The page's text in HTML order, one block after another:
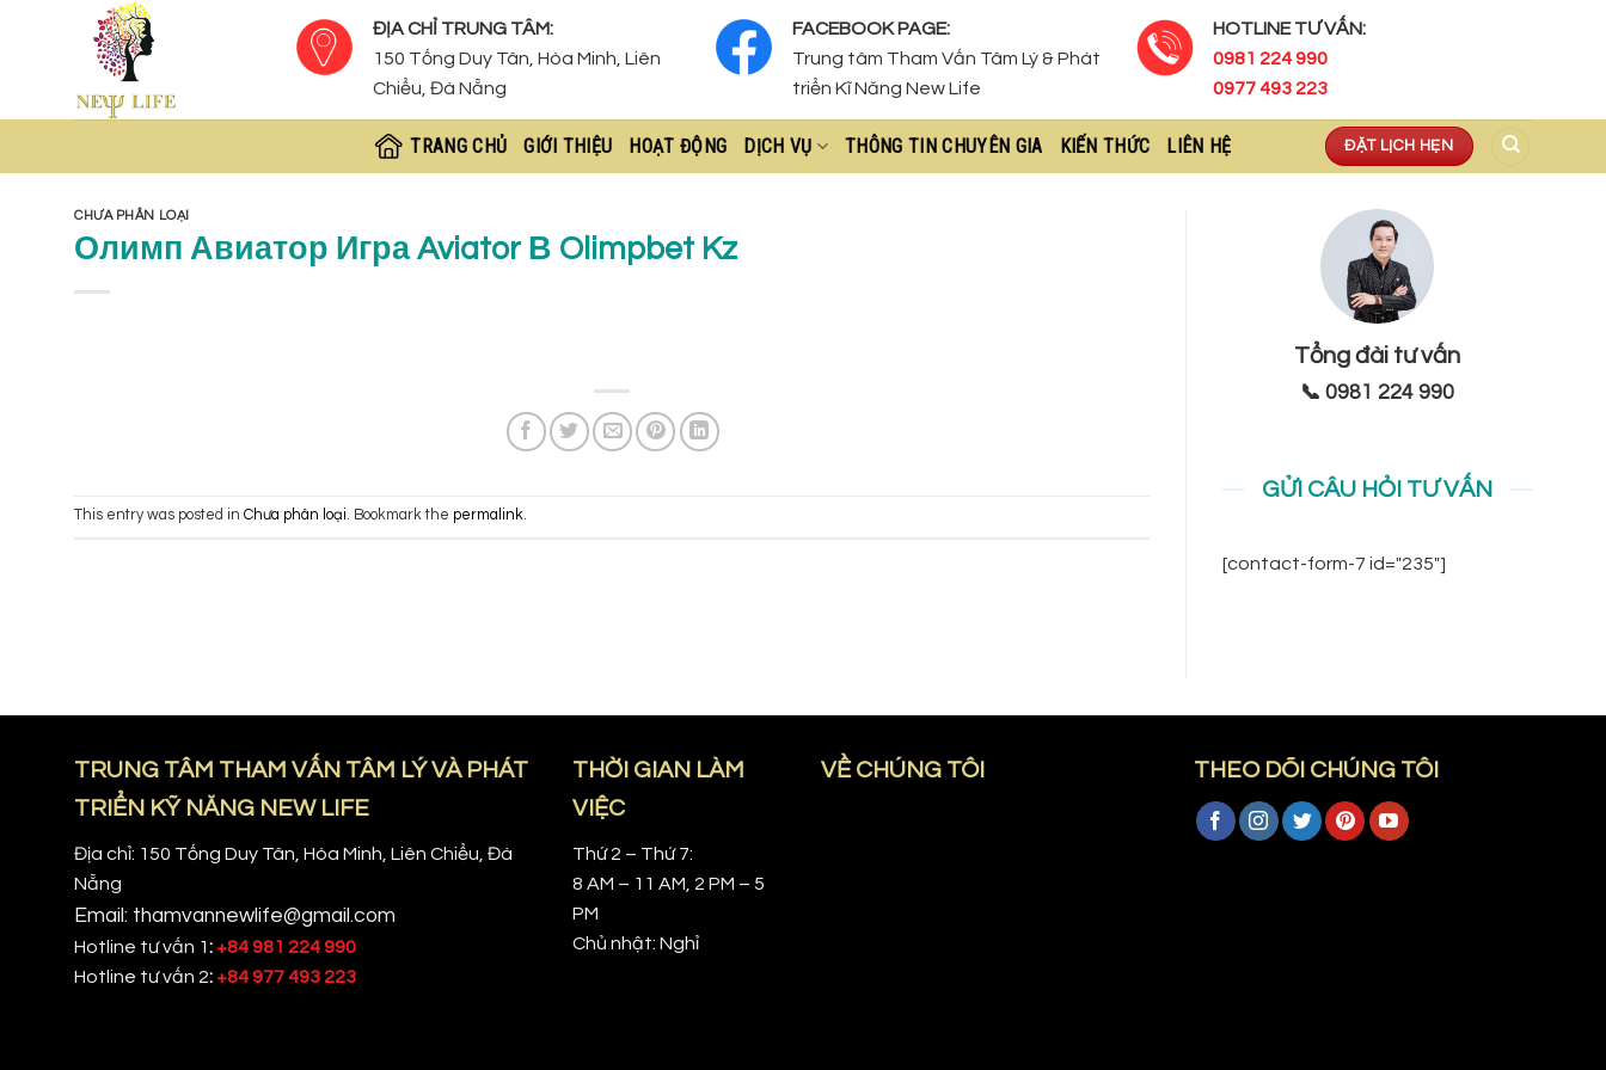
ĐỊA CHỈ TRUNG TÂM:
150 Tống Duy Tân, Hòa Minh, Liên
Chiểu, Đà Nẵng
FACEBOOK PAGE:
Trung tâm Tham Vấn Tâm Lý & Phát
triển Kĩ Năng New Life
HOTLINE TƯ VẤN:
0981 224 990
0977 493 223
TRANG CHỦ GIỚI THIỆU HOẠT ĐỘNG DỊCH VỤ THÔNG TIN CHUYÊN GIA KIẾN THỨC LIÊN HỆ ĐẶT LỊCH HẸN
CHƯA PHÂN LOẠI
Олимп Авиатор Игра Aviator В Olimpbet Kz
This entry was posted in Chưa phân loại. Bookmark the permalink.
Tổng đài tư vấn
📞 0981 224 990
GỬI CÂU HỎI TƯ VẤN
[contact-form-7 id="235"]
TRUNG TÂM THAM VẤN TÂM LÝ VÀ PHÁT
TRIỂN KỸ NĂNG NEW LIFE
Địa chỉ: 150 Tống Duy Tân, Hòa Minh, Liên Chiểu, Đà
Nẵng
Email: thamvannewlife@gmail.com
Hotline tư vấn 1: +84 981 224 990
Hotline tư vấn 2: +84 977 493 223
THỜI GIAN LÀM
VIỆC
Thứ 2 – Thứ 7:
8 AM – 11 AM, 2 PM – 5
PM
Chủ nhật: Nghỉ
VỀ CHÚNG TÔI THEO DÕI CHÚNG TÔI